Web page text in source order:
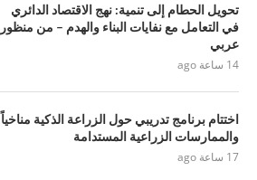
تحويل الحطام إلى تنمية: نهج الاقتصاد الدائري
في التعامل مع نفايات البناء والهدم – من منظور
عربي
14 ساعة ago
اختتام برنامج تدريبي حول الزراعة الذكية مناخياً
والممارسات الزراعية المستدامة
17 ساعة ago